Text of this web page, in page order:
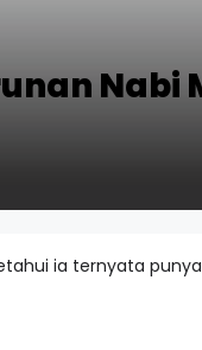
Nabi
ia ternyata